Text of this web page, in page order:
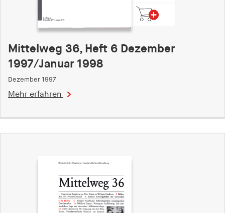
Mittelweg 36, Heft 6 Dezember
1997/Januar 1998
Dezember 1997
Mehr erfahren